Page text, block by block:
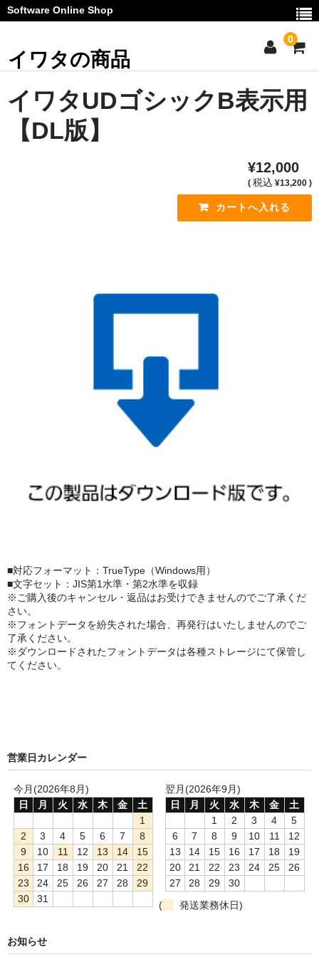
Software Online Shop
イワタの商品
0
ご利用ガイド
お問い合わせ
イワタUDゴシックB表示用
【DL版】
¥12,000
( 税込 ¥13,200 )
■対応フォーマット：TrueType（Windows用）
■文字セット：JIS第1水準・第2水準を収録
※ご購入後のキャンセル・返品はお受けできませんのでご了承くだ
さい。
※フォントデータを紛失された場合、再発行はいたしませんのでご
了承ください。
※ダウンロードされたフォントデータは各種ストレージにて保管し
てください。
営業日カレンダー
今月(2026年8月)
日
月 火 水 木 金
土
1
2
3 4 5 6 7
8
9
10 11 12 13 14
15
16
17 18 19 20 21
22
23
24 25 26 27 28
29
30
31
翌月(2026年9月)
日
月 火 水 木 金
土
1
2 3 4
5
6
7 8 9 10 11
12
13
14 15 16 17 18
19
20
21 22 23 24 25
26
27
28 29
30
(
発送業務休日)
お知らせ